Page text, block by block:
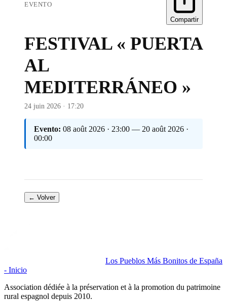
EVENTO
Compartir
FESTIVAL « PUERTA
AL
MEDITERRÁNEO »
24 juin 2026 · 17:20
Evento: 08 août 2026 · 23:00 — 20 août 2026 ·
00:00
← Volver
Los Pueblos Más Bonitos de España
- Inicio
Association dédiée à la préservation et à la promotion du patrimoine
rural espagnol depuis 2010.